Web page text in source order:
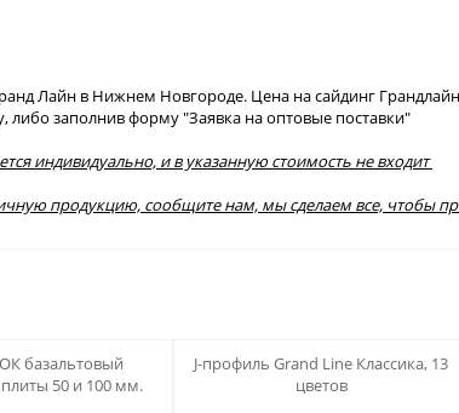
Лайн в Нижнем Новгороде. Цена на сайдинг
заполнив форму "Заявка на оптовые поставки"
индивидуально, и в указанную стоимость не входит
продукцию, сообщите нам, мы сделаем все, чтобы
базальтовый
50 и 100 мм.
J-профиль Grand Line Классика, 13
цветов